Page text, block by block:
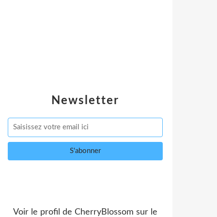
Newsletter
Voir le profil de CherryBlossom sur le